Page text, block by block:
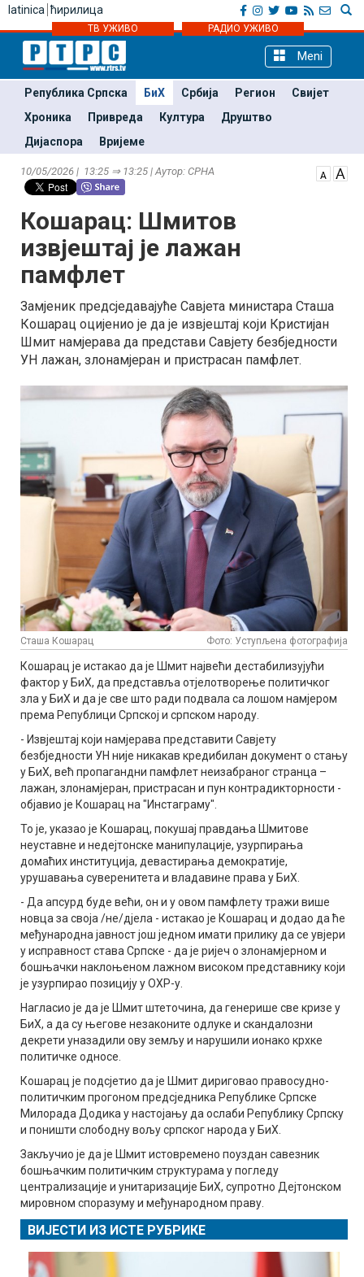
latinica ћирилица
ТВ УЖИВО РАДИО УЖИВО
Meni
Република Српска БиХ Србија Регион
Свијет
Хроника
Привреда Култура
Друштво
Дијаспора
Вријеме
10/05/2026 | 13:25 ⇒ 13:25 | Аутор: СРНА
Кошарац: Шмитов
извјештај је лажан
памфлет
Замјеник предсједавајуће Савјета министара Сташа
Кошарац оцијенио је да је извјештај који Кристијан
Шмит намјерава да представи Савјету безбједности
УН лажан, злонамјеран и пристрасан памфлет.
Сташа Кошарац Фото: Уступљена фотографија
Кошарац је истакао да је Шмит највећи дестабилизујући
фактор у БиХ, да представља отјелотворење политичког
зла у БиХ и да је све што ради подвала са лошом намјером
према Републици Српској и српском народу.
- Извјештај који намјерава представити Савјету
безбједности УН није никакав кредибилан документ о стању
у БиХ, већ пропагандни памфлет неизабраног странца –
лажан, злонамјеран, пристрасан и пун контрадикторности -
објавио је Кошарац на "Инстаграму".
То је, указао је Кошарац, покушај правдања Шмитове
неуставне и недејтонске манипулације, узурпирања
домаћих институција, девастирања демократије,
урушавања суверенитета и владавине права у БиХ.
- Да апсурд буде већи, он и у овом памфлету тражи више
новца за своја /не/дјела - истакао је Кошарац и додао да ће
међународна јавност још једном имати прилику да се увјери
у исправност става Српске - да је ријеч о злонамјерном и
бошњачки наклоњеном лажном високом представнику који
је узурпирао позицију у ОХР-у.
Нагласио је да је Шмит штеточина, да генерише све кризе у
БиХ, а да су његове незаконите одлуке и скандалозни
декрети уназадили ову земљу и нарушили ионако крхке
политичке односе.
Кошарац је подсјетио да је Шмит дириговао правосудно-
политичким прогоном предсједника Републике Српске
Милорада Додика у настојању да ослаби Републику Српску
и поништи слободну вољу српског народа у БиХ.
Закључио је да је Шмит истовремено поуздан савезник
бошњачким политичким структурама у погледу
централизације и унитаризације БиХ, супротно Дејтонском
мировном споразуму и међународном праву.
ВИЈЕСТИ ИЗ ИСТЕ РУБРИКЕ